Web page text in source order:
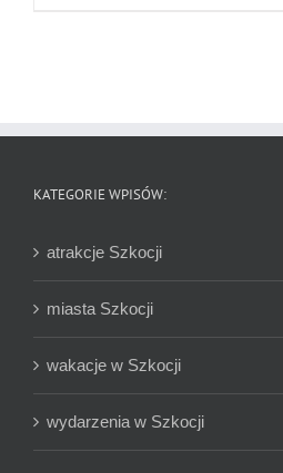
KATEGORIE WPISÓW:
atrakcje Szkocji
miasta Szkocji
wakacje w Szkocji
wydarzenia w Szkocji